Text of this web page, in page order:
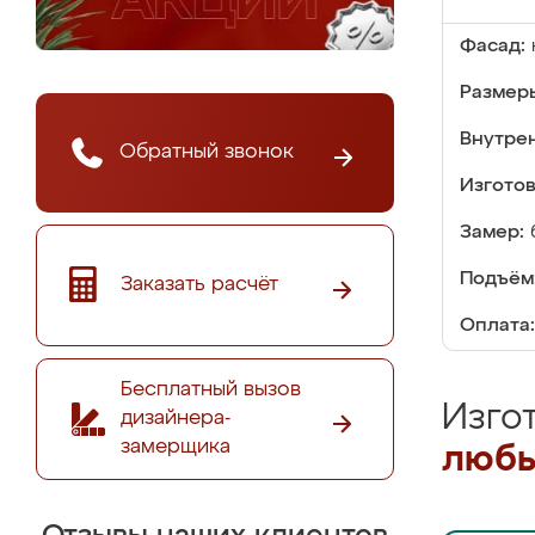
Обратный звонок
Заказать расчёт
Бесплатный вызов
дизайнера-
замерщика
Фасад:
Замер:
Оплата: